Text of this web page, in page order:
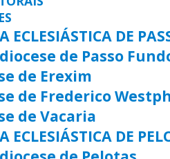
ECLESIÁSTICA DE
de Passo
de Erexim
de Frederico
de Vacaria
ECLESIÁSTICA DE